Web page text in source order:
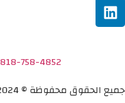
818-758-4852
جميع الحقوق محفوظة © 2024